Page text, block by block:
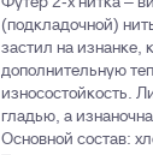
(подкладочной)
застил на изнанке,
дополнительную
износостойкость.
гладью, а
Основной состав: